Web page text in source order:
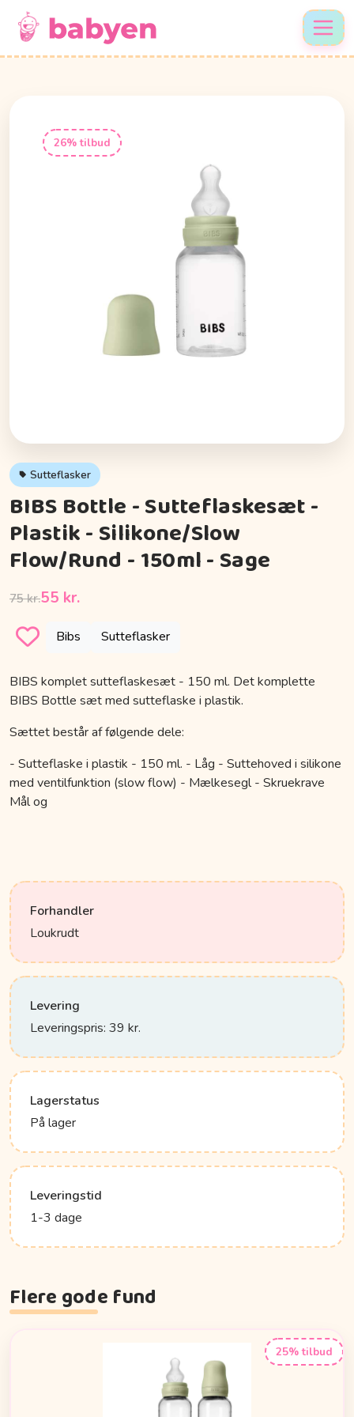
26% tilbud
Sutteflasker
BIBS Bottle - Sutteflaskesæt -
Plastik - Silikone/Slow
Flow/Rund - 150ml - Sage
75 kr.55 kr.
Bibs Sutteflasker
BIBS komplet sutteflaskesæt - 150 ml. Det komplette
BIBS Bottle sæt med sutteflaske i plastik.
Sættet består af følgende dele:
- Sutteflaske i plastik - 150 ml. - Låg - Suttehoved i silikone
med ventilfunktion (slow flow) - Mælkesegl - Skruekrave
Mål og
Forhandler
Loukrudt
Levering
Leveringspris: 39 kr.
Lagerstatus
På lager
Leveringstid
1-3 dage
Flere gode fund
25% tilbud